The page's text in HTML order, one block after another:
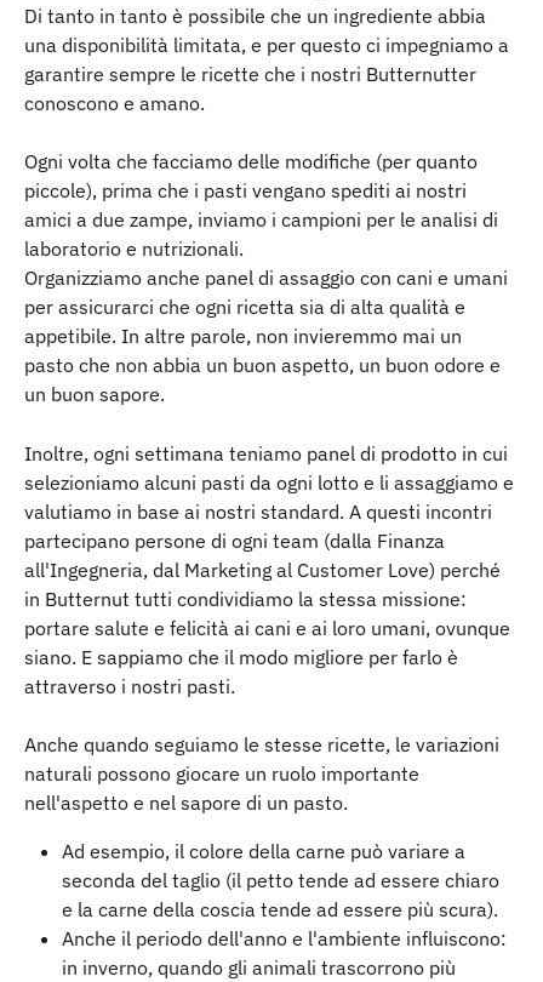
Di tanto in tanto è possibile che un ingrediente abbia
una disponibilità limitata, e per questo ci impegniamo a
garantire sempre le ricette che i nostri Butternutter
conoscono e amano.
Ogni volta che facciamo delle modifiche (per quanto
piccole), prima che i pasti vengano spediti ai nostri
amici a due zampe, inviamo i campioni per le analisi di
laboratorio e nutrizionali.
Organizziamo anche panel di assaggio con cani e umani
per assicurarci che ogni ricetta sia di alta qualità e
appetibile. In altre parole, non invieremmo mai un
pasto che non abbia un buon aspetto, un buon odore e
un buon sapore.
Inoltre, ogni settimana teniamo panel di prodotto in cui
selezioniamo alcuni pasti da ogni lotto e li assaggiamo e
valutiamo in base ai nostri standard. A questi incontri
partecipano persone di ogni team (dalla Finanza
all'Ingegneria, dal Marketing al Customer Love) perché
in Butternut tutti condividiamo la stessa missione:
portare salute e felicità ai cani e ai loro umani, ovunque
siano. E sappiamo che il modo migliore per farlo è
attraverso i nostri pasti.
Anche quando seguiamo le stesse ricette, le variazioni
naturali possono giocare un ruolo importante
nell'aspetto e nel sapore di un pasto.
Ad esempio, il colore della carne può variare a
seconda del taglio (il petto tende ad essere chiaro
e la carne della coscia tende ad essere più scura).
Anche il periodo dell'anno e l'ambiente influiscono:
in inverno, quando gli animali trascorrono più